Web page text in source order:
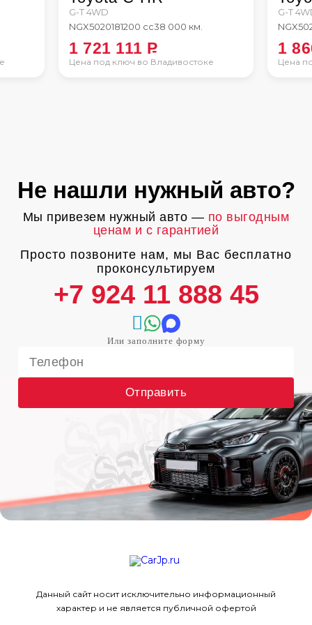
G-T 4WD
NGX5020181200 сс38 000 км.
Цена под ключ во Владивостоке
1 721 111 P
G-T
NGX50
Цена
1
Не нашли нужный авто?
Мы привезем нужный авто — по выгодным
ценам и с гарантией
Просто позвоните нам, мы Вас бесплатно
проконсультируем
+7 924 11 888 45
Отправить
Данный сайт носит исключительно информационный
характер и не является публичной офертой